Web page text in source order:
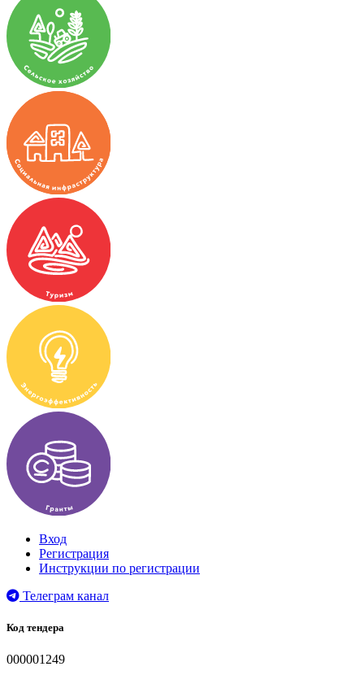
Вход
Регистрация
Инструкции по регистрации
Телеграм канал
Код тендера
000001249